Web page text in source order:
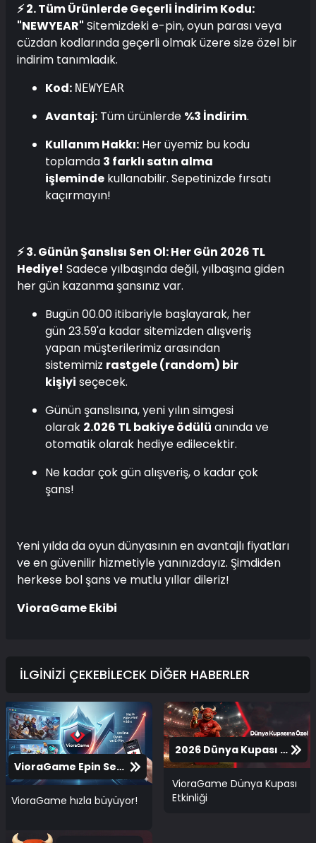
⚡ 2. Tüm Ürünlerde Geçerli İndirim Kodu:
"NEWYEAR" Sitemizdeki e-pin, oyun parası veya
cüzdan kodlarında geçerli olmak üzere size özel bir
indirim tanımladık.
Kod: NEWYEAR
Avantaj: Tüm ürünlerde %3 İndirim.
Kullanım Hakkı: Her üyemiz bu kodu
toplamda 3 farklı satın alma
işleminde kullanabilir. Sepetinizde fırsatı
kaçırmayın!
⚡ 3. Günün Şanslısı Sen Ol: Her Gün 2026 TL
Hediye! Sadece yılbaşında değil, yılbaşına giden
her gün kazanma şansınız var.
Bugün 00.00 itibariyle başlayarak, her
gün 23.59'a kadar sitemizden alışveriş
yapan müşterilerimiz arasından
sistemimiz rastgele (random) bir
kişiyi seçecek.
Günün şanslısına, yeni yılın simgesi
olarak 2.026 TL bakiye ödülü anında ve
otomatik olarak hediye edilecektir.
Ne kadar çok gün alışveriş, o kadar çok
şans!
Yeni yılda da oyun dünyasının en avantajlı fiyatları
ve en güvenilir hizmetiyle yanınızdayız. Şimdiden
herkese bol şans ve mutlu yıllar dileriz!
VioraGame Ekibi
İLGİNİZİ ÇEKEBİLECEK DİĞER HABERLER
VioraGame Epin Sektöründe Zirveye Koşuyor!
VioraGame hızla büyüyor!
2026 Dünya Kupası VioraGame Etkinliği
VioraGame Dünya Kupası
Etkinliği